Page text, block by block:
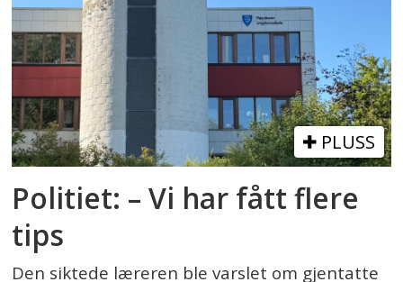
PLUSS
Politiet: – Vi har fått flere
tips
Den siktede læreren ble varslet om gjentatte